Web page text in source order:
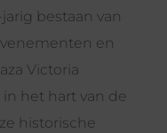
bestaan van
en
Victoria
het hart van de
historische